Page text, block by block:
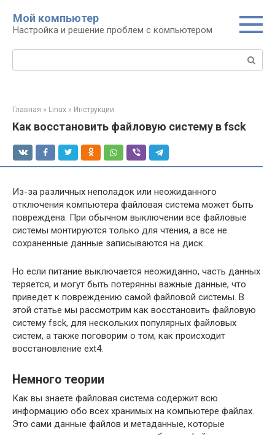
контенту
Мой компьютер
Настройка и решение проблем с компьютером
Поиск:
Главная » Linux » Инструкции
Как восстановить файловую систему в fsck
Из-за различных неполадок или неожиданного
отключения компьютера файловая система может быть
повреждена. При обычном выключении все файловые
системы монтируются только для чтения, а все не
сохраненные данные записываются на диск.
Но если питание выключается неожиданно, часть данных
теряется, и могут быть потерянны важные данные, что
приведет к повреждению самой файловой системы. В
этой статье мы рассмотрим как восстановить файловую
систему fsck, для нескольких популярных файловых
систем, а также поговорим о том, как происходит
восстановление ext4.
Немного теории
Как вы знаете файловая система содержит всю
информацию обо всех хранимых на компьютере файлах.
Это сами данные файлов и метаданные, которые